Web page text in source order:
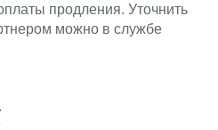
продления. Уточнить
можно в службе